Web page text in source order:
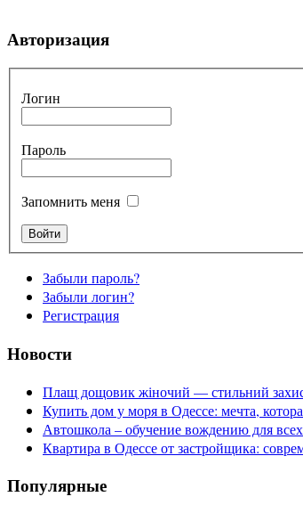
Авторизация
Логин
Пароль
Запомнить меня
Забыли пароль?
Забыли логин?
Регистрация
Новости
Плащ дощовик жіночий — стильний
Купить дом у моря в Одессе: мечта,
Автошкола – обучение вождению для всех
Квартира в Одессе от застройщика:
Популярные